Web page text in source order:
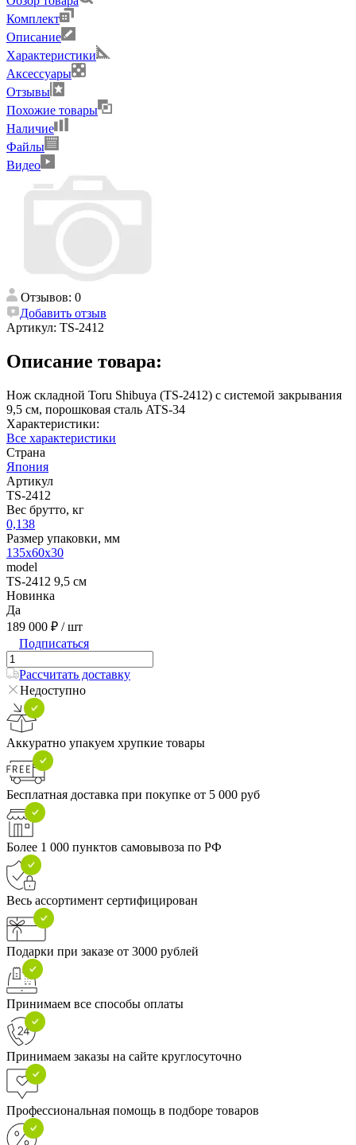
Комплект
Описание
Характеристики
Аксессуары
Отзывы
Похожие товары
Наличие
Файлы
Видео
Отзывов: 0
Добавить отзыв
Артикул: TS-2412
Описание товара:
Нож складной Toru Shibuya (TS-2412) с системой закрывания
9,5 см, порошковая сталь ATS-34
Характеристики:
Все характеристики
Страна
Япония
Артикул
TS-2412
Вес брутто, кг
0,138
Размер упаковки, мм
135х60х30
model
TS-2412 9,5 см
Новинка
Да
189 000 ₽ / шт
Подписаться
Рассчитать доставку
Недоступно
Аккуратно упакуем хрупкие товары
Бесплатная доставка при покупке от 5 000 руб
Более 1 000 пунктов самовывоза по РФ
Весь ассортимент сертифицирован
Подарки при заказе от 3000 рублей
Принимаем все способы оплаты
Принимаем заказы на сайте круглосуточно
Профессиональная помощь в подборе товаров